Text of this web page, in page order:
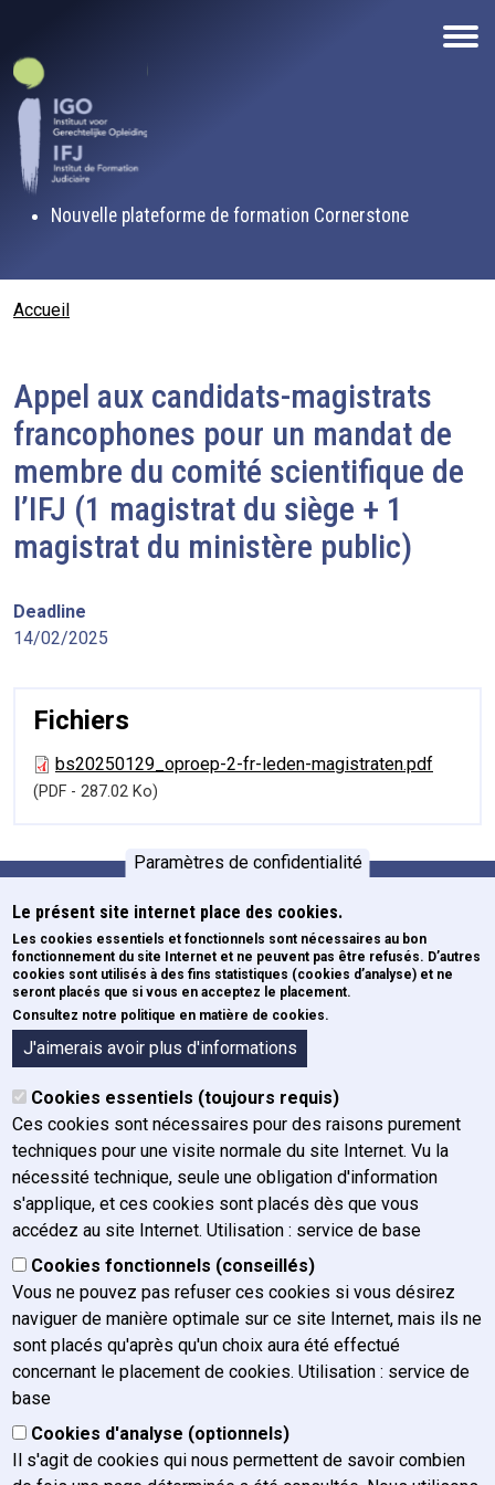
Paramètres de confidentialité
Le présent site internet place des cookies.
Les cookies essentiels et fonctionnels sont nécessaires au bon
fonctionnement du site Internet et ne peuvent pas être refusés. D’autres
cookies sont utilisés à des fins statistiques (cookies d’analyse) et ne
seront placés que si vous en acceptez le placement.
Consultez notre politique en matière de cookies.
J'aimerais avoir plus d'informations
Cookies essentiels (toujours requis)
Ces cookies sont nécessaires pour des raisons purement
techniques pour une visite normale du site Internet. Vu la
nécessité technique, seule une obligation d'information
s'applique, et ces cookies sont placés dès que vous
accédez au site Internet. Utilisation : service de base
Cookies fonctionnels (conseillés)
Vous ne pouvez pas refuser ces cookies si vous désirez
naviguer de manière optimale sur ce site Internet, mais ils ne
sont placés qu'après qu'un choix aura été effectué
concernant le placement de cookies. Utilisation : service de
base
Cookies d'analyse (optionnels)
Il s'agit de cookies qui nous permettent de savoir combien
Nouvelle plateforme de formation Cornerstone
Fil d'Ariane
Accueil
Appel aux candidats-magistrats
francophones pour un mandat de
membre du comité scientifique de
l’IFJ (1 magistrat du siège + 1
magistrat du ministère public)
Deadline
14/02/2025
Fichiers
bs20250129_oproep-2-fr-leden-magistraten.pdf
(PDF - 287.02 Ko)
Pied de page
Formations
Newsletters
ECE
Formulaires
A propos de l'IFJ
Organigramme
Organes
Historique
Mission, vision et valeurs
Rapport annuel
Plan de gestion
Actualités
Postes vacants
FAQ / Contact
Nous contacter
Nous atteindre
Presse
Plaintes